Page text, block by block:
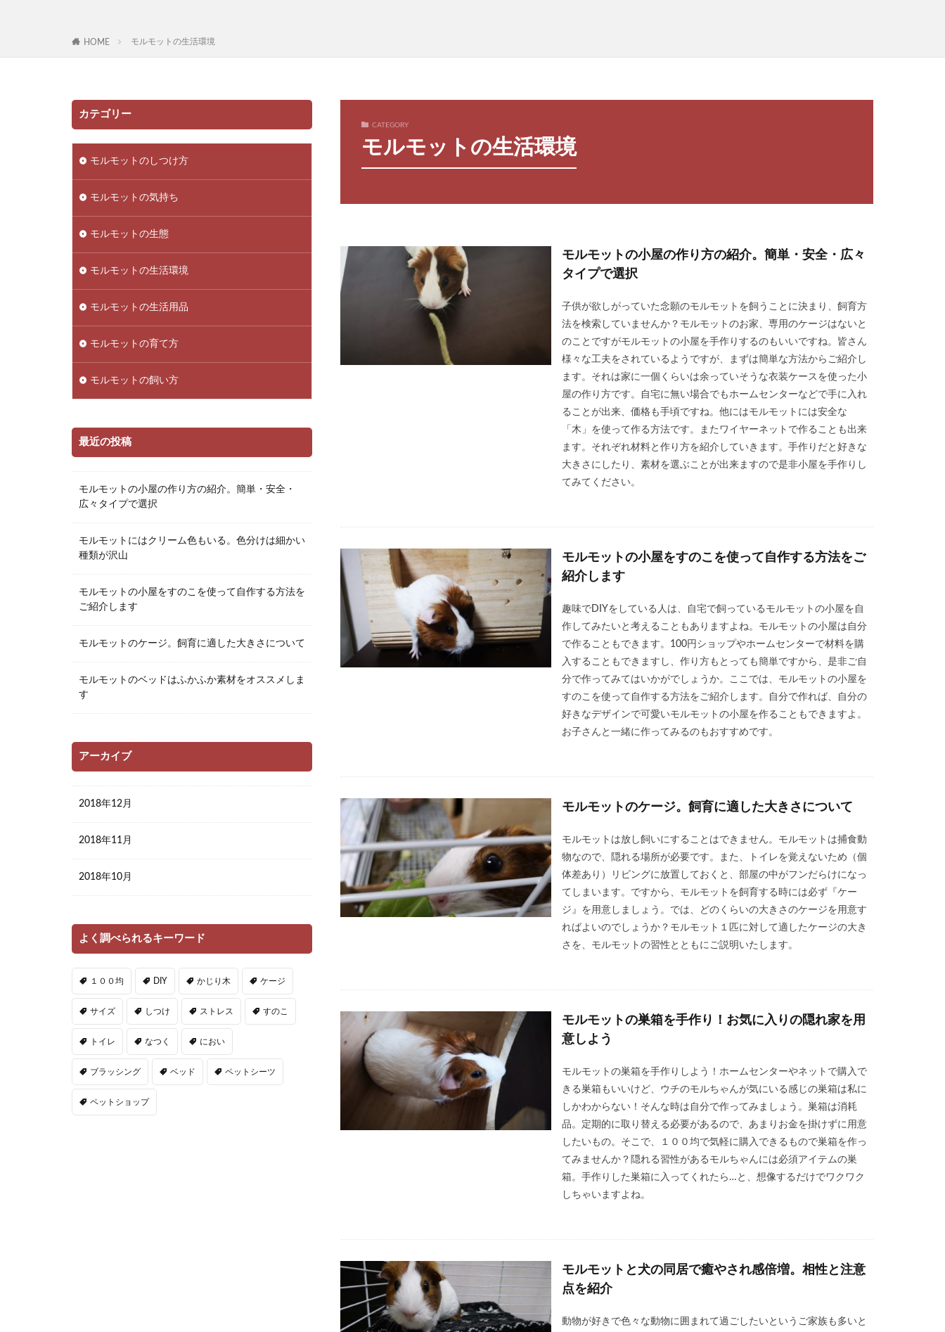
HOME モルモットの生活環境
CATEGORY
モルモットの生活環境
モルモットの小屋の作り方の紹介。簡単・安全・広々
タイプで選択
子供が欲しがっていた念願のモルモットを飼うことに決まり、飼育方
法を検索していませんか？モルモットのお家、専用のケージはないと
のことですがモルモットの小屋を手作りするのもいいですね。皆さん
様々な工夫をされているようですが、まずは簡単な方法からご紹介し
ます。それは家に一個くらいは余っていそうな衣装ケースを使った小
屋の作り方です。自宅に無い場合でもホームセンターなどで手に入れ
ることが出来、価格も手頃ですね。他にはモルモットには安全な
「木」を使って作る方法です。またワイヤーネットで作ることも出来
ます。それぞれ材料と作り方を紹介していきます。手作りだと好きな
大きさにしたり、素材を選ぶことが出来ますので是非小屋を手作りし
てみてください。
モルモットの小屋をすのこを使って自作する方法をご
紹介します
趣味でDIYをしている人は、自宅で飼っているモルモットの小屋を自
作してみたいと考えることもありますよね。モルモットの小屋は自分
で作ることもできます。100円ショップやホームセンターで材料を購
入することもできますし、作り方もとっても簡単ですから、是非ご自
分で作ってみてはいかがでしょうか。ここでは、モルモットの小屋を
すのこを使って自作する方法をご紹介します。自分で作れば、自分の
好きなデザインで可愛いモルモットの小屋を作ることもできますよ。
お子さんと一緒に作ってみるのもおすすめです。
モルモットのケージ。飼育に適した大きさについて
モルモットは放し飼いにすることはできません。モルモットは捕食動
物なので、隠れる場所が必要です。また、トイレを覚えないため（個
体差あり）リビングに放置しておくと、部屋の中がフンだらけになっ
てしまいます。ですから、モルモットを飼育する時には必ず『ケー
ジ』を用意しましょう。では、どのくらいの大きさのケージを用意す
ればよいのでしょうか？モルモット１匹に対して適したケージの大き
さを、モルモットの習性とともにご説明いたします。
モルモットの巣箱を手作り！お気に入りの隠れ家を用
意しよう
モルモットの巣箱を手作りしよう！ホームセンターやネットで購入で
きる巣箱もいいけど、ウチのモルちゃんが気にいる感じの巣箱は私に
しかわからない！そんな時は自分で作ってみましょう。巣箱は消耗
品。定期的に取り替える必要があるので、あまりお金を掛けずに用意
したいもの。そこで、１００均で気軽に購入できるもので巣箱を作っ
てみませんか？隠れる習性があるモルちゃんには必須アイテムの巣
箱。手作りした巣箱に入ってくれたら…と、想像するだけでワクワク
しちゃいますよね。
モルモットと犬の同居で癒やされ感倍増。相性と注意
点を紹介
動物が好きで色々な動物に囲まれて過ごしたいというご家族も多いと
カテゴリー
モルモットのしつけ方
モルモットの気持ち
モルモットの生態
モルモットの生活環境
モルモットの生活用品
モルモットの育て方
モルモットの飼い方
最近の投稿
モルモットの小屋の作り方の紹介。簡単・安全・
広々タイプで選択
モルモットにはクリーム色もいる。色分けは細かい
種類が沢山
モルモットの小屋をすのこを使って自作する方法を
ご紹介します
モルモットのケージ。飼育に適した大きさについて
モルモットのベッドはふかふか素材をオススメしま
す
アーカイブ
2018年12月
2018年11月
2018年10月
よく調べられるキーワード
１００均 DIY かじり木 ケージ
サイズ しつけ ストレス すのこ
トイレ なつく におい
ブラッシング ベッド ペットシーツ
ペットショップ